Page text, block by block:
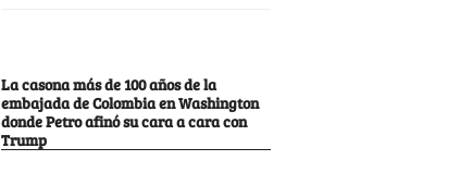
La casona más de 100 años de la
embajada de Colombia en Washington
donde Petro afinó su cara a cara con
Trump